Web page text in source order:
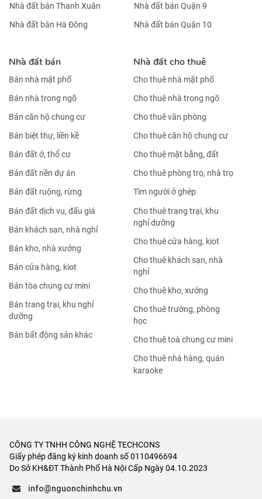
Nhà đất bán Thanh Xuân
Nhà đất bán Hà Đông
Nhà đất bán Quận 9
Nhà đất bán Quận 10
Nhà đất bán
Bán nhà mặt phố
Bán nhà trong ngõ
Bán căn hộ chung cư
Bán biệt thự, liền kề
Bán đất ở, thổ cư
Bán đất nền dự án
Bán đất ruộng, rừng
Bán đất dịch vụ, đấu giá
Bán khách sạn, nhà nghỉ
Bán kho, nhà xưởng
Bán cửa hàng, kiot
Bán tòa chung cư mini
Bán trang trại, khu nghỉ
dưỡng
Bán bất động sản khác
Nhà đất cho thuê
Cho thuê nhà mặt phố
Cho thuê nhà trong ngõ
Cho thuê văn phòng
Cho thuê căn hộ chung cư
Cho thuê mặt bằng, đất
Cho thuê phòng trọ, nhà trọ
Tìm người ở ghép
Cho thuê trang trại, khu
nghỉ dưỡng
Cho thuê cửa hàng, kiot
Cho thuê khách sạn, nhà
nghỉ
Cho thuê kho, xưởng
Cho thuê trường, phòng
học
Cho thuê toà chung cư mini
Cho thuê nhà hàng, quán
karaoke
CÔNG TY TNHH CÔNG NGHỆ TECHCONS
Giấy phép đăng ký kinh doanh số 0110496694
Do Sở KH&ĐT Thành Phố Hà Nội Cấp Ngày 04.10.2023
info@nguonchinhchu.vn